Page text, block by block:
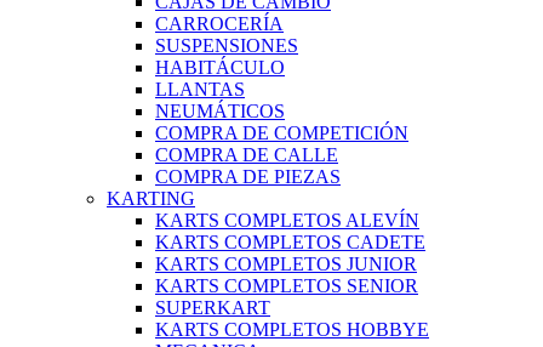
CARROCERÍA
SUSPENSIONES
HABITÁCULO
LLANTAS
NEUMÁTICOS
COMPRA DE COMPETICIÓN
COMPRA DE CALLE
COMPRA DE PIEZAS
KARTING
KARTS COMPLETOS ALEVÍN
KARTS COMPLETOS CADETE
KARTS COMPLETOS JUNIOR
KARTS COMPLETOS SENIOR
SUPERKART
KARTS COMPLETOS HOBBYE